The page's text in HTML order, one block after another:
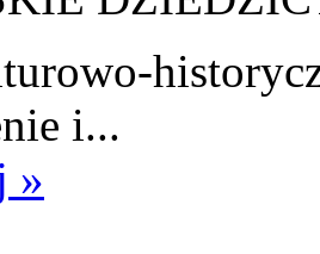
i...
»